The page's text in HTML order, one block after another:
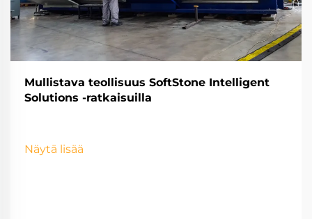
Mullistava teollisuus SoftStone Intelligent
Solutions -ratkaisuilla
Näytä lisää